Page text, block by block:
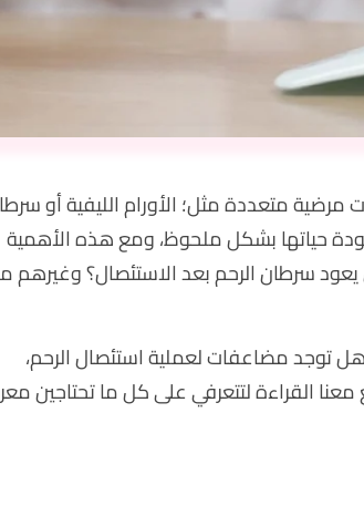
مرضية متعددة مثل؛ الأورام الليفية أو
جودة حياتها بشكل ملحوظ، ومع هذه الأهمية
سرطان الرحم بعد الاستئصال؟ وغيرهم
توجد مضاعفات لعملية استئصال الرحم،
القراءة لتتعرفي على كل ما تحتاجين